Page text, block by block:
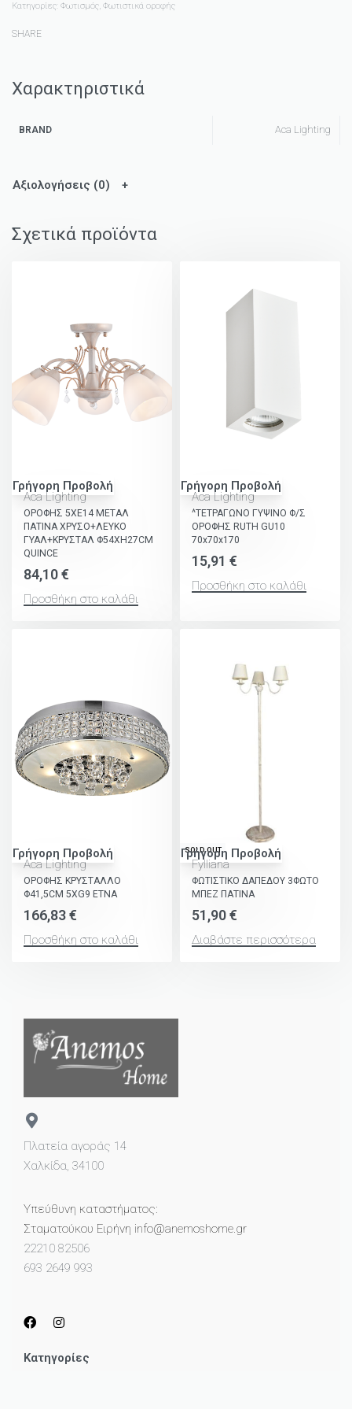
Κατηγορίες: Φωτισμός, Φωτιστικά οροφής
SHARE
Χαρακτηριστικά
BRAND Aca Lighting
Αξιολογήσεις (0)
Σχετικά προϊόντα
Γρήγορη Προβολή
Aca Lighting
ΟΡΟΦΗΣ 5ΧΕ14 ΜΕΤΑΛ
ΠΑΤΙΝΑ ΧΡΥΣΟ+ΛΕΥΚΟ
ΓΥΑΛ+ΚΡΥΣΤΑΛ Φ54ΧΗ27CM
QUINCE
84,10€
Προσθήκη στο καλάθι
Γρήγορη Προβολή
Aca Lighting
^ΤΕΤΡΑΓΩΝΟ ΓΥΨΙΝΟ Φ/Σ
ΟΡΟΦΗΣ RUTH GU10
70x70x170
15,91 €
Προσθήκη στο καλάθι
Γρήγορη Προβολή
Aca Lighting
ΟΡΟΦΗΣ ΚΡΥΣΤΑΛΛΟ
Φ41,5CM 5ΧG9 ETNA
166,83€
Προσθήκη στο καλάθι
SOLD OUT
Γρήγορη Προβολή
Fylliana
ΦΩΤΙΣΤΙΚΟ ΔΑΠΕΔΟΥ 3ΦΩΤΟ
ΜΠΕΖ ΠΑΤΙΝΑ
51,90€
Διαβάστε περισσότερα
Πλατεία αγοράς 14
Χαλκίδα, 34100
Υπεύθυνη καταστήματος:
Σταματούκου Ειρήνη info@anemoshome.gr
22210 82506
693 2649 993
Κατηγορίες